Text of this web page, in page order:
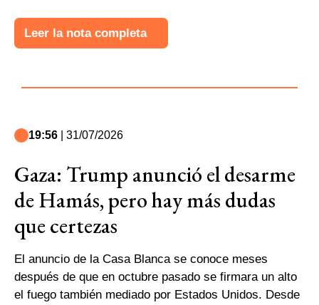
Leer la nota completa
19:56 | 31/07/2026
Gaza: Trump anunció el desarme
de Hamás, pero hay más dudas
que certezas
El anuncio de la Casa Blanca se conoce meses
después de que en octubre pasado se firmara un alto
el fuego también mediado por Estados Unidos. Desde